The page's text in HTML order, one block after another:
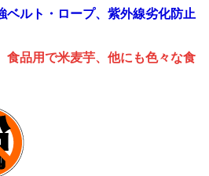
ベルト・ロープ、紫外線劣化防止
食品用で米麦芋、他にも色々な食